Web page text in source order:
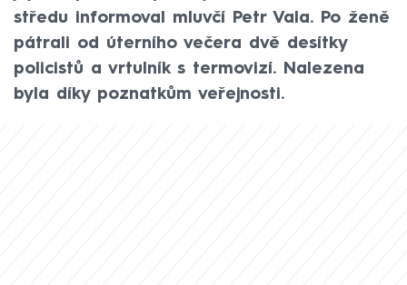
středu informoval mluvčí Petr Vala. Po ženě
pátrali od úterního večera dvě desítky
policistů a vrtulník s termovizí. Nalezena
byla díky poznatkům veřejnosti.